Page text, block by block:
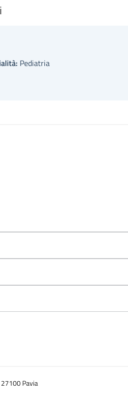
Pediatria
27100 Pavia